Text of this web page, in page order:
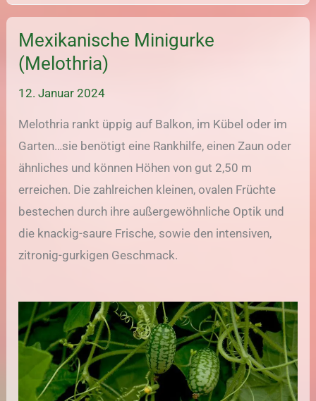
Mexikanische Minigurke
(Melothria)
12. Januar 2024
Melothria rankt üppig auf Balkon, im Kübel oder im
Garten…sie benötigt eine Rankhilfe, einen Zaun oder
ähnliches und können Höhen von gut 2,50 m
erreichen. Die zahlreichen kleinen, ovalen Früchte
bestechen durch ihre außergewöhnliche Optik und
die knackig-saure Frische, sowie den intensiven,
zitronig-gurkigen Geschmack.